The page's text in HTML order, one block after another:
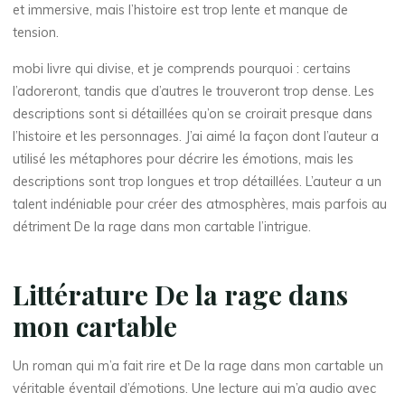
et immersive, mais l’histoire est trop lente et manque de
tension.
mobi livre qui divise, et je comprends pourquoi : certains
l’adoreront, tandis que d’autres le trouveront trop dense. Les
descriptions sont si détaillées qu’on se croirait presque dans
l’histoire et les personnages. J’ai aimé la façon dont l’auteur a
utilisé les métaphores pour décrire les émotions, mais les
descriptions sont trop longues et trop détaillées. L’auteur a un
talent indéniable pour créer des atmosphères, mais parfois au
détriment De la rage dans mon cartable l’intrigue.
Littérature De la rage dans
mon cartable
Un roman qui m’a fait rire et De la rage dans mon cartable un
véritable éventail d’émotions. Une lecture qui m’a audio avec